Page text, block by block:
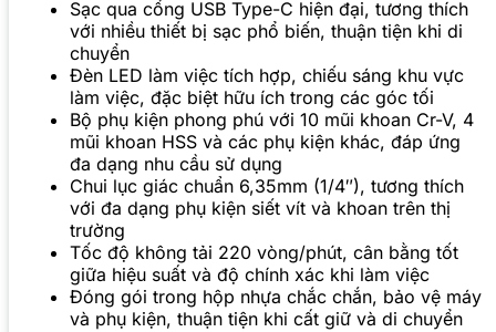
Sạc qua cổng USB Type-C hiện đại, tương thích
với nhiều thiết bị sạc phổ biến, thuận tiện khi di
chuyển
Đèn LED làm việc tích hợp, chiếu sáng khu vực
làm việc, đặc biệt hữu ích trong các góc tối
Bộ phụ kiện phong phú với 10 mũi khoan Cr-V, 4
mũi khoan HSS và các phụ kiện khác, đáp ứng
đa dạng nhu cầu sử dụng
Chui lục giác chuẩn 6,35mm (1/4″), tương thích
với đa dạng phụ kiện siết vít và khoan trên thị
trường
Tốc độ không tải 220 vòng/phút, cân bằng tốt
giữa hiệu suất và độ chính xác khi làm việc
Đóng gói trong hộp nhựa chắc chắn, bảo vệ máy
và phụ kiện, thuận tiện khi cất giữ và di chuyển